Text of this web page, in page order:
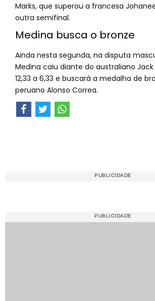
Marks, que superou a francesa
outra semifinal.
Medina busca o bronze
Ainda nesta segunda, na disputa
Medina caiu diante do australiano Jack
12,33 a 6,33 e buscará a medalha de
peruano Alonso Correa.